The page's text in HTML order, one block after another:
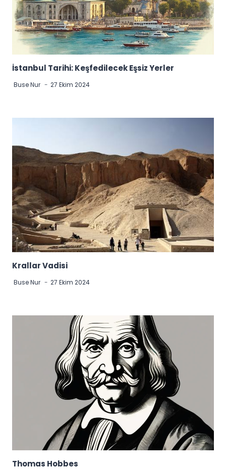
İstanbul Tarihi: Keşfedilecek Eşsiz Yerler
Buse Nur 27 Ekim 2024
Krallar Vadisi
Buse Nur 27 Ekim 2024
Thomas Hobbes